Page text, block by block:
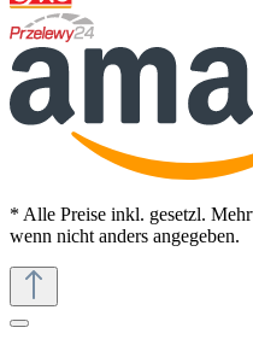
* Alle Preise inkl. gesetzl.
wenn nicht anders angegeben.